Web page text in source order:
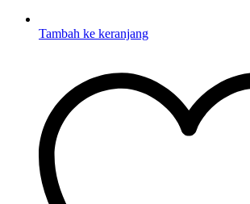
Tambah ke keranjang